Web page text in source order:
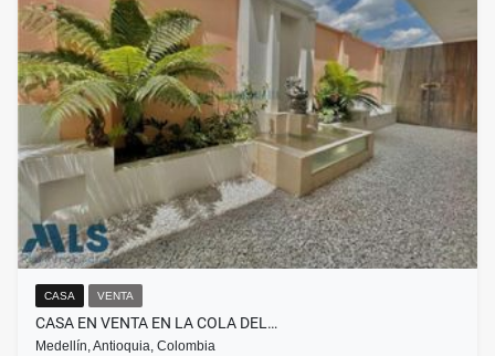
CASA VENTA
CASA EN VENTA EN LA COLA DEL…
Medellín, Antioquia, Colombia